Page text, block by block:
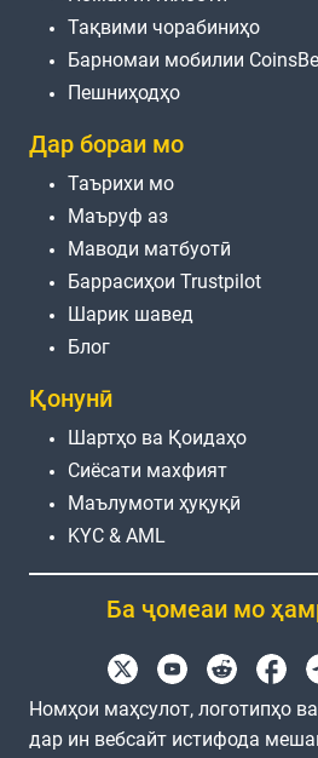
Тақвими чорабиниҳо
Барномаи мобилии
Пешниҳодҳо
Дар бораи мо
Таърихи мо
Маъруф аз
Маводи матбуотӣ
Баррасиҳои Trustpilot
Шарик шавед
Блог
Қонунӣ
Шартҳо ва Қоидаҳо
Сиёсати махфият
Маълумоти ҳуқуқӣ
KYC & AML
Ба ҷомеаи мо
Номҳои маҳсулот, логотипҳо
дар ин вебсайт истифода